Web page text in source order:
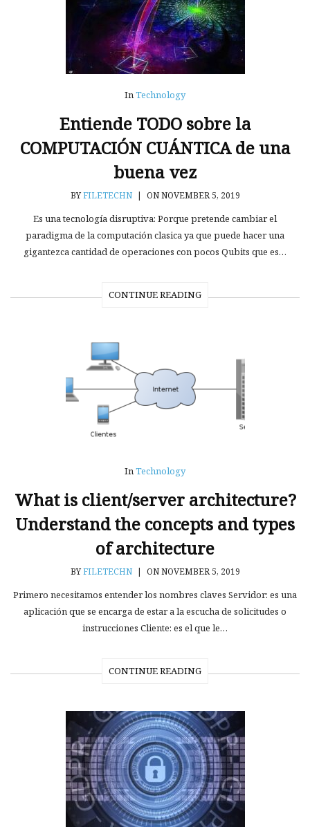
InTechnology
Entiende TODO sobre la
COMPUTACIÓN CUÁNTICA de una
buena vez
BYFILETECHN | ON NOVEMBER 5, 2019
Es una tecnología disruptiva: Porque pretende cambiar el
paradigma de la computación clasica ya que puede hacer una
gigantezca cantidad de operaciones con pocos Qubits que es…
CONTINUE READING
InTechnology
What is client/server architecture?
Understand the concepts and types
of architecture
BYFILETECHN | ON NOVEMBER 5, 2019
Primero necesitamos entender los nombres claves Servidor: es una
aplicación que se encarga de estar a la escucha de solicitudes o
instrucciones Cliente: es el que le…
CONTINUE READING